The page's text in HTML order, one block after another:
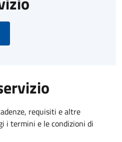
requisiti e altre
i termini e le condizioni di